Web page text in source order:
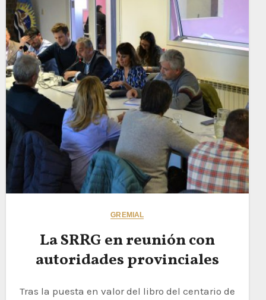
GREMIAL
La SRRG en reunión con
autoridades provinciales
Tras la puesta en valor del libro del centario de